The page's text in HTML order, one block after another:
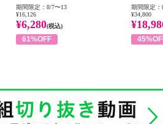
期間限定：8/7〜13
¥16,126
¥6,280(税込)
61%OFF
期間限定：
¥34,800